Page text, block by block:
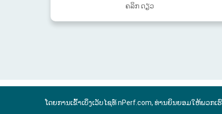
ຄລິກ ດຽວ
ໂດຍການເຂົ້າເບິ່ງເວັບໄຊທ໌ nPerf.com, ທ່ານຍິນຍອມໃຫ້ພວກເ